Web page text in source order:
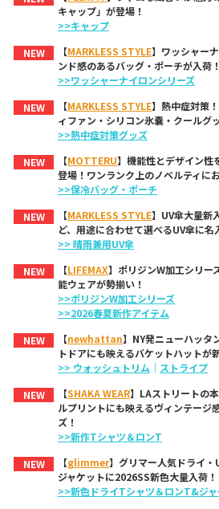
キャップ」が登場！
>>キャップ
NEW
【MARKLESS STYLE】ワッシャー
ンド感のあるバッグ・ポーチが入荷！
>>ワッシャーナイロンシリーズ
NEW
【MARKLESS STYLE】熱中症対策
ィファン・シリコン氷嚢・クールグ
>>熱中症対策グッズ
NEW
【MOTTERU】機能性とデザイン性
登場！ワンランク上のノベルティに
>>保冷バッグ・ポーチ
NEW
【MARKLESS STYLE】UV傘大量新
ど、用途に合わせて選べるUV傘に名
>> 晴雨兼用UV傘
NEW
【LIFEMAX】ポリジンW加工シリー
能ウェアが勢揃い！
>>ポリジンW加工シリーズ
>>2026春夏新作アイテム
NEW
【newhattan】NY発ニューハッタ
トドアにも映えるバケットハットが
>> ウォッシュトリム ｜ ストライプ
NEW
【SHAKA WEAR】LAストリートの
ルプリントにも映えるヴィンテージ
ズ！
>>新作Tシャツ＆ロンT
NEW
【glimmer】グリマー人気ドライ
ジャケットに2026SS新色大量入荷！
>>新色ドライTシャツ＆ロンT&ジャ